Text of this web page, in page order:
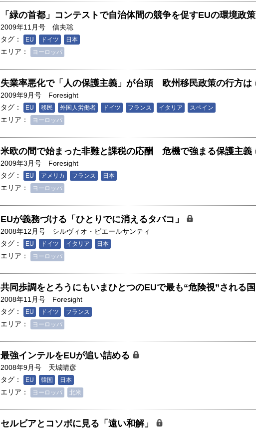
「緑の首都」コンテストで自治体間の競争を促すEUの環境政策
2009年11月号
信夫聡
タグ：
EU ドイツ 日本
エリア： ヨーロッパ
失業率悪化で「人の保護主義」が台頭 欧州移民政策の行方は
2009年9月号
Foresight
タグ：
EU 移民 外国人労働者 ドイツ フランス イタリア スペイン
エリア： ヨーロッパ
米欧の間で始まった非難と課税の応酬 危機で強まる保護主義
2009年3月号
Foresight
タグ：
EU アメリカ フランス 日本
エリア： ヨーロッパ
EUが義務づける「ひとりでに消えるタバコ」
2008年12月号
シルヴィオ・ピエールサンティ
タグ：
EU ドイツ イタリア 日本
エリア： ヨーロッパ
共同歩調をとろうにもいまひとつのEUで最も“危険視”される国
2008年11月号
Foresight
タグ：
EU ドイツ フランス
エリア： ヨーロッパ
最強インテルをEUが追い詰める
2008年9月号
天城晴彦
タグ：
EU 韓国 日本
エリア： ヨーロッパ 北米
セルビアとコソボに見る「遠い和解」